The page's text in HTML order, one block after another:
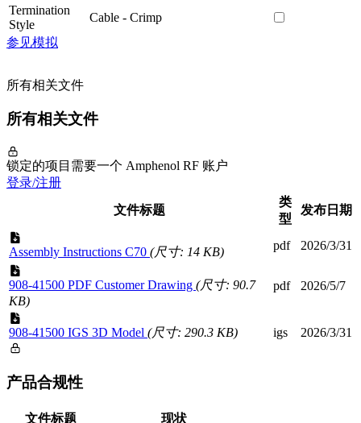
Termination
Style
Cable - Crimp
参见模拟
所有相关文件
所有相关文件
锁定的项目需要一个 Amphenol RF 账户
登录/注册
文件标题
类
型
发布日期
Assembly Instructions C70 (尺寸: 14 KB) pdf 2026/3/31
908-41500 PDF Customer Drawing (尺寸: 90.7
KB)
pdf 2026/5/7
908-41500 IGS 3D Model (尺寸: 290.3 KB) igs 2026/3/31
产品合规性
文件标题 现状